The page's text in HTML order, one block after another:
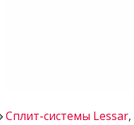
Сплит-системы Lessar,